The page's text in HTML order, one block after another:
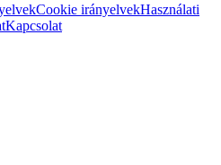
Cookie irányelvekHasználati
Kapcsolat